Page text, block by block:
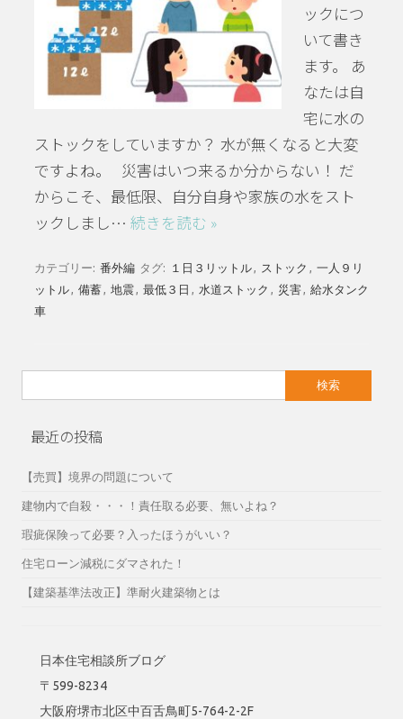
ックにつ
いて書き
ます。 あ
なたは自
宅に水の
ストックをしていますか？ 水が無くなると大変
ですよね。 災害はいつ来るか分からない！ だ
からこそ、最低限、自分自身や家族の水をスト
ックしまし… 続きを読む »
カテゴリー: 番外編 タグ: １日３リットル, ストック , 一人９リ
ットル, 備蓄, 地震, 最低３日 , 水道ストック , 災害, 給水タンク
車
索:
最近の投稿
【売買】境界の問題について
建物内で自殺・・・！責任取る必要、無いよね？
瑕疵保険って必要？入ったほうがいい？
住宅ローン減税にダマされた！
【建築基準法改正】準耐火建築物とは
日本住宅相談所ブログ
〒599-8234
大阪府堺市北区中百舌鳥町5-764-2-2F